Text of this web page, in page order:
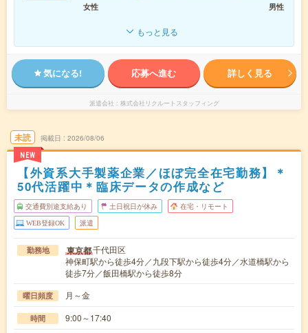
女性
男性
もっと見る
気になる! 応募へ進む 詳しく見る
派遣会社 株式会社リクルートスタッフィング
未読
NEW
掲載日 2026/08/06
【外資系大手製薬企業／ほぼ完全在宅勤務】＊
50代活躍中＊臨床データの作成など
交通費別途支給あり 土日祝日が休み 在宅・リモート
WEB登録OK 派遣
勤務地 東京都千代田区
神保町駅から徒歩4分／九段下駅から徒歩4分／水道橋駅から
徒歩7分／飯田橋駅から徒歩8分
曜日頻度 月～金
時間 9:00～17:40